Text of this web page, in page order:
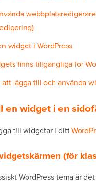
widget i WordPress
finns tillgängliga för
lägga till och använda
en widget i en
till widgetar i ditt
(för
WordPress-tema är